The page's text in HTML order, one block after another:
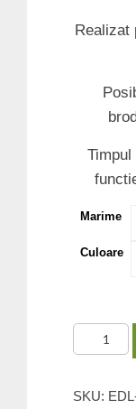
Realizat
Marime
Culoare
Cantitate
SKU: